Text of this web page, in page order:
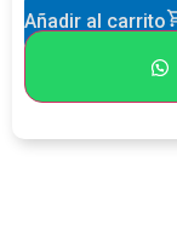
Añadir al carrito